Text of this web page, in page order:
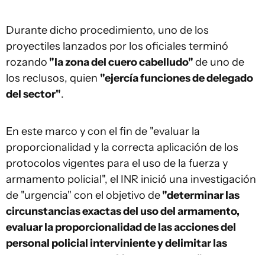
Durante dicho procedimiento, uno de los
proyectiles lanzados por los oficiales terminó
rozando "la zona del cuero cabelludo"de uno de
los reclusos, quien "ejercía funciones de delegado
del sector".
En este marco y con el fin de "evaluar la
proporcionalidad y la correcta aplicación de los
protocolos vigentes para el uso de la fuerza y
armamento policial", el INR inició una investigación
de "urgencia" con el objetivo de"determinar las
circunstancias exactas del uso del armamento,
evaluar la proporcionalidad de las acciones del
personal policial interviniente y delimitar las